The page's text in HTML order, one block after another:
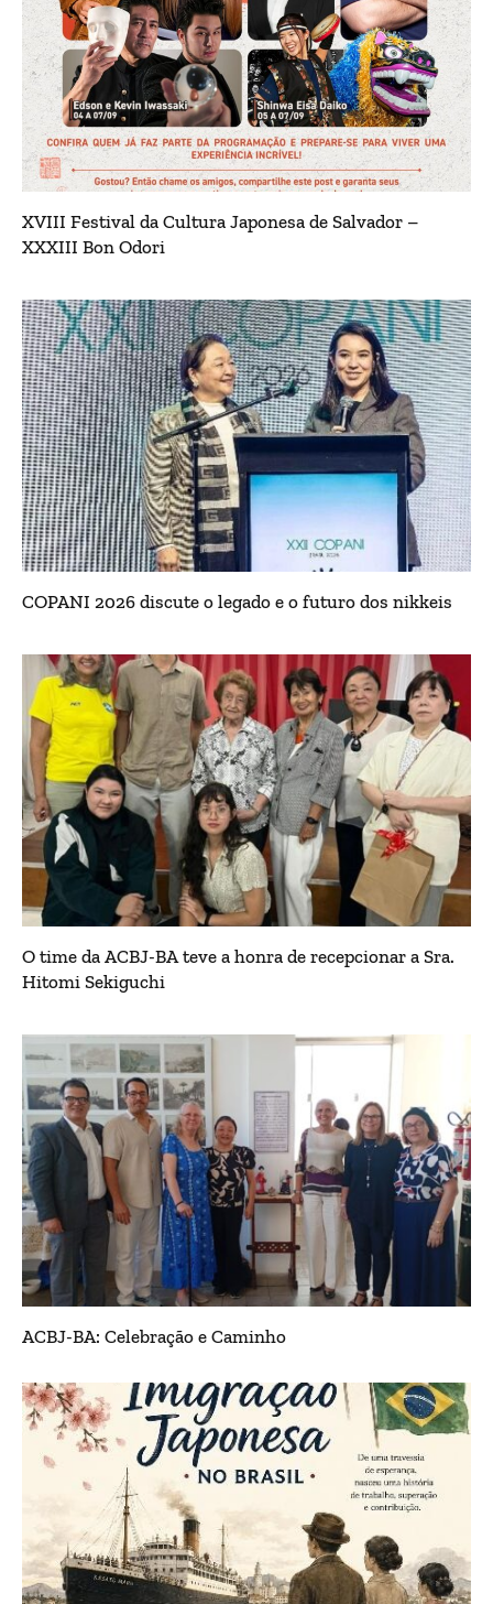
XVIII Festival da Cultura Japonesa de Salvador –
XXXIII Bon Odori
COPANI 2026 discute o legado e o futuro dos nikkeis
O time da ACBJ-BA teve a honra de recepcionar a Sra.
Hitomi Sekiguchi
ACBJ-BA: Celebração e Caminho